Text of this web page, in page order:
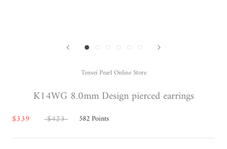
Tensei Pearl Online Store
K14WG 8.0mm Design pierced earrings
$339 $423 582Points